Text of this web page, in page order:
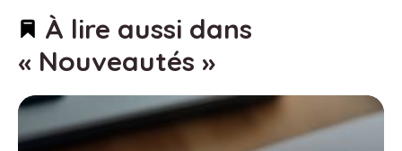
À lire aussi dans
« Nouveautés »